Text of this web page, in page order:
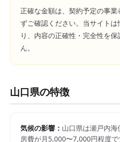
正確な金額は、契約予定の事
ずご確認ください。当サイト
り、内容の正確性・完全性を
ん。
山口県の特徴
気候の影響： 山口県は瀬戸内
房費が月5,000〜7,000円程度